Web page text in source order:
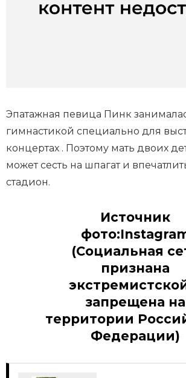
Эпатажная певица Пинк
гимнастикой специально для
концертах . Поэтому мать двоих
может сесть на шпагат и
стадион.
Источник
(Социальная
признана
запрещена на
территории
Федерации)